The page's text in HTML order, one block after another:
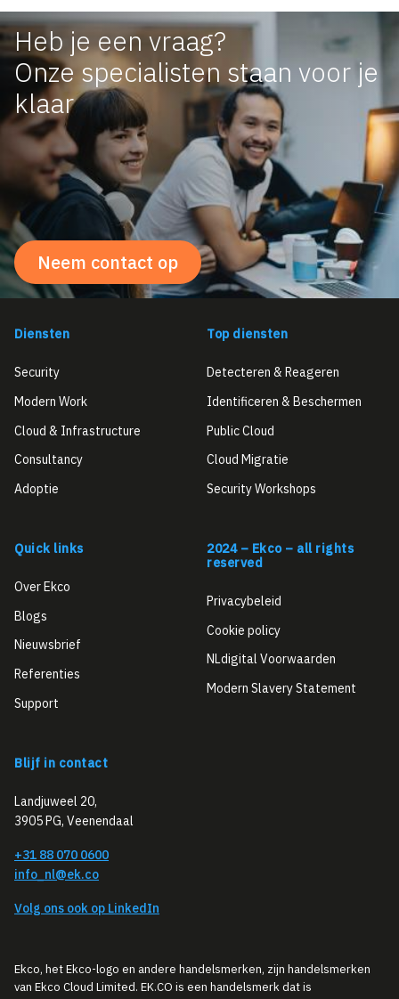
Heb je een vraag?
Onze specialisten staan voor je
klaar
Neem contact op
Diensten
Security
Modern Work
Cloud & Infrastructure
Consultancy
Adoptie
Top diensten
Detecteren & Reageren
Identificeren & Beschermen
Public Cloud
Cloud Migratie
Security Workshops
Quick links
Over Ekco
Blogs
Nieuwsbrief
Referenties
Support
2024 – Ekco – all rights
reserved
Privacybeleid
Cookie policy
NLdigital Voorwaarden
Modern Slavery Statement
Blijf in contact
Landjuweel 20,
3905 PG, Veenendaal
+31 88 070 0600
info_nl@ek.co
Volg ons ook op LinkedIn
Ekco, het Ekco-logo en andere handelsmerken, zijn handelsmerken
van Ekco Cloud Limited. EK.CO is een handelsmerk dat is